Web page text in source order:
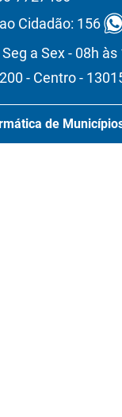
Cidadão: 156
a Sex - 08h às
- Centro -
de